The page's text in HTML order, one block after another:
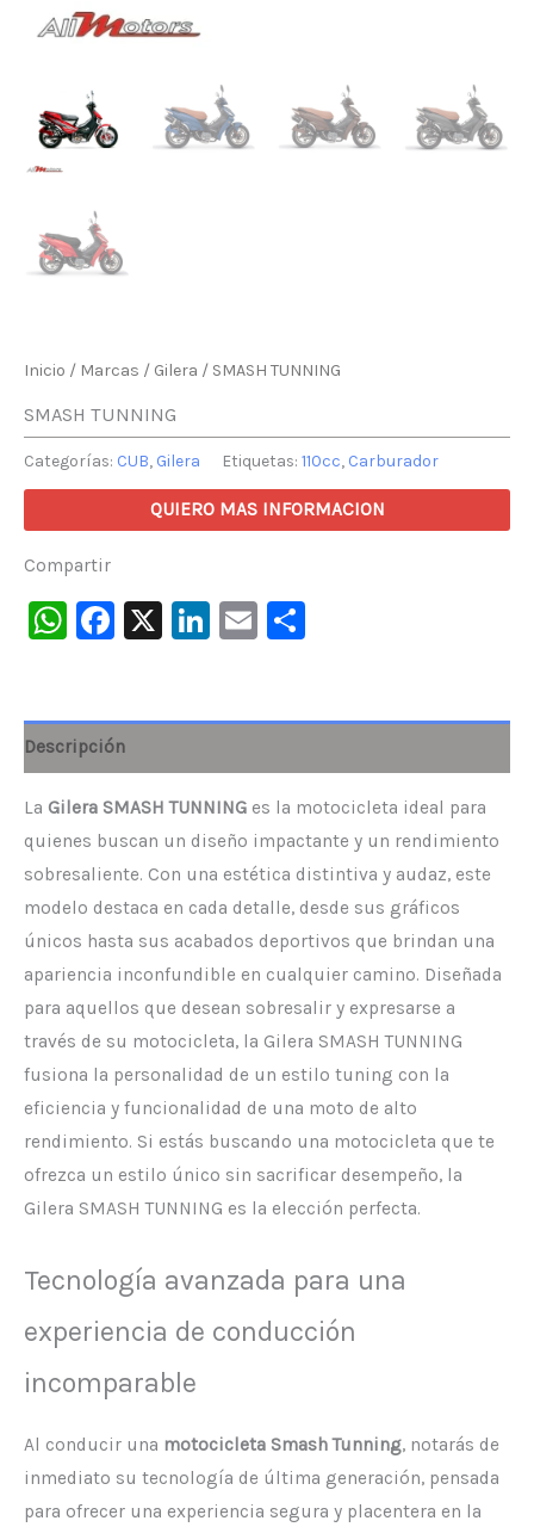
Inicio / Marcas / Gilera / SMASH TUNNING
SMASH TUNNING
Categorías: CUB, Gilera Etiquetas: 110cc, Carburador
QUIERO MAS INFORMACION
Compartir
WhatsApp
Facebook
X LinkedIn
Email
Descripción
La Gilera SMASH TUNNING es la motocicleta ideal para
quienes buscan un diseño impactante y un rendimiento
sobresaliente. Con una estética distintiva y audaz, este
modelo destaca en cada detalle, desde sus gráficos
únicos hasta sus acabados deportivos que brindan una
apariencia inconfundible en cualquier camino. Diseñada
para aquellos que desean sobresalir y expresarse a
través de su motocicleta, la Gilera SMASH TUNNING
fusiona la personalidad de un estilo tuning con la
eficiencia y funcionalidad de una moto de alto
rendimiento. Si estás buscando una motocicleta que te
ofrezca un estilo único sin sacrificar desempeño, la
Gilera SMASH TUNNING es la elección perfecta.
Tecnología avanzada para una
experiencia de conducción
incomparable
Al conducir una motocicleta Smash Tunning, notarás de
inmediato su tecnología de última generación, pensada
para ofrecer una experiencia segura y placentera en la